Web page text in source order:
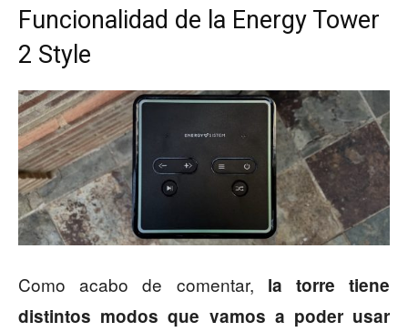
Funcionalidad de la Energy Tower
2 Style
Como acabo de comentar, la torre tiene
distintos modos que vamos a poder usar